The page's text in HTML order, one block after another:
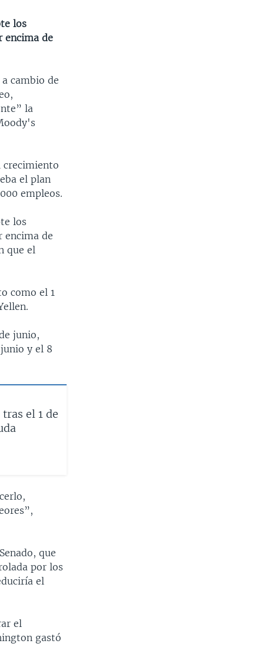
los
encima de
cambio de
la
crecimiento
el plan
empleos.
los
encima de
que el
como el 1
junio,
y el 8
el 1 de
que
por los
el
el
gastó